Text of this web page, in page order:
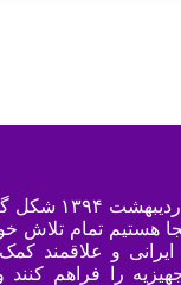
داستان پرهوم
هستیم تمام تلاش
ایرانی و علاقمند کمک
را فراهم کنند